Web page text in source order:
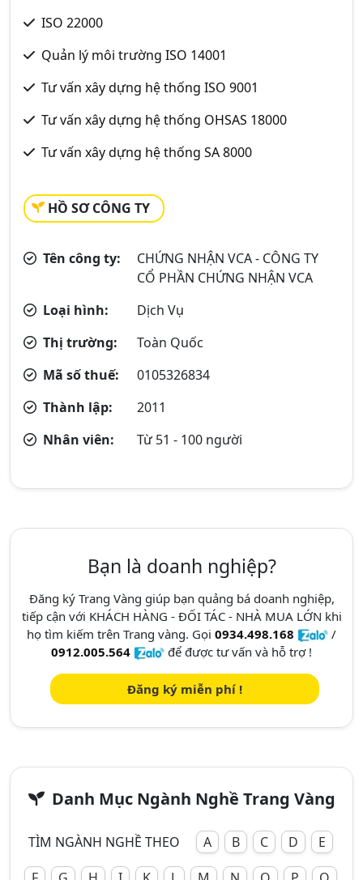
ISO 22000
Quản lý môi trường ISO 14001
Tư vấn xây dựng hệ thống ISO 9001
Tư vấn xây dựng hệ thống OHSAS 18000
Tư vấn xây dựng hệ thống SA 8000
HỒ SƠ CÔNG TY
Tên công ty:
CHỨNG NHẬN VCA - CÔNG TY
CỔ PHẦN CHỨNG NHẬN VCA
Loại hình:
Dịch Vụ
Thị trường:
Toàn Quốc
Mã số thuế:
0105326834
Thành lập:
2011
Nhân viên:
Từ 51 - 100 người
Bạn là doanh nghiệp?
Đăng ký Trang Vàng giúp bạn quảng bá doanh nghiệp,
tiếp cận với KHÁCH HÀNG - ĐỐI TÁC - NHÀ MUA LỚN khi
họ tìm kiếm trên Trang vàng. Gọi 0934.498.168
/
0912.005.564
để được tư vấn và hỗ trợ !
Đăng ký miễn phí !
Danh Mục Ngành Nghề Trang Vàng
TÌM NGÀNH NGHỀ THEO A B C D
E